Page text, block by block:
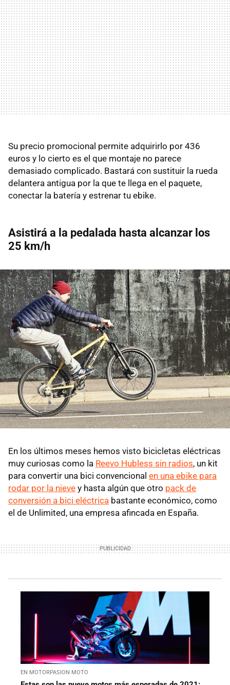
Su precio promocional permite adquirirlo por 436
euros y lo cierto es el que montaje no parece
demasiado complicado. Bastará con sustituir la rueda
delantera antigua por la que te llega en el paquete,
conectar la batería y estrenar tu ebike.
Asistirá a la pedalada hasta alcanzar los
25 km/h
En los últimos meses hemos visto bicicletas eléctricas
muy curiosas como la Reevo Hubless sin radios, un kit
para convertir una bici convencional en una ebike para
rodar por la nieve y hasta algún que otro pack de
conversión a bici eléctrica bastante económico, como
el de Unlimited, una empresa afincada en España.
EN MOTORPASION MOTO